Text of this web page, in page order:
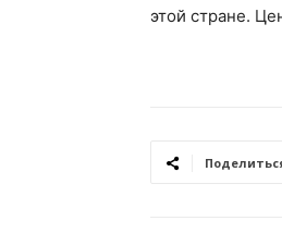
этой стране.